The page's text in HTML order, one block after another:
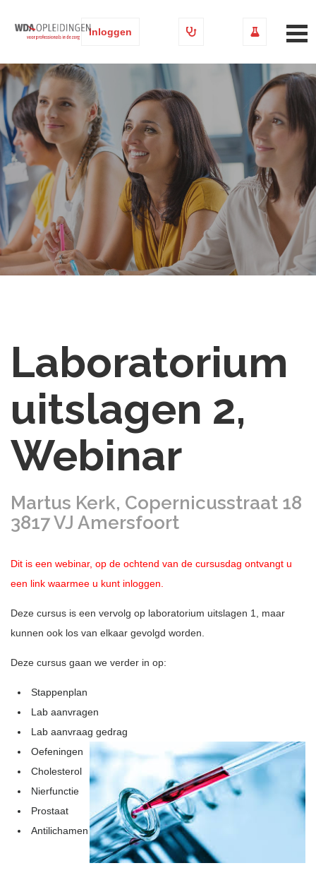
Inloggen
Laboratorium
uitslagen 2,
Webinar
Martus Kerk, Copernicusstraat 18
3817 VJ Amersfoort
Dit is een webinar, op de ochtend van de cursusdag ontvangt u
een link waarmee u kunt inloggen.
Deze cursus is een vervolg op laboratorium uitslagen 1, maar
kunnen ook los van elkaar gevolgd worden.
Deze cursus gaan we verder in op:
Stappenplan
Lab aanvragen
Lab aanvraag gedrag
Oefeningen
Cholesterol
Nierfunctie
Prostaat
Antilichamen